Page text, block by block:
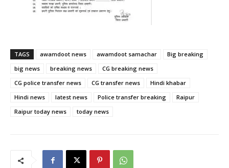
TAGS awamdoot news awamdoot samachar
Big breaking
big news
breaking news
CG breaking news
CG police transfer news
CG transfer news
Hindi khabar
Hindi news
latest news Police transfer breaking
Raipur
Raipur today news
today news